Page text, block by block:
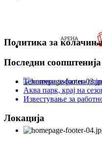
Политика за
Последни соопштенија
Технички зафат на
Аква парк, крај на
Известување за
Локација